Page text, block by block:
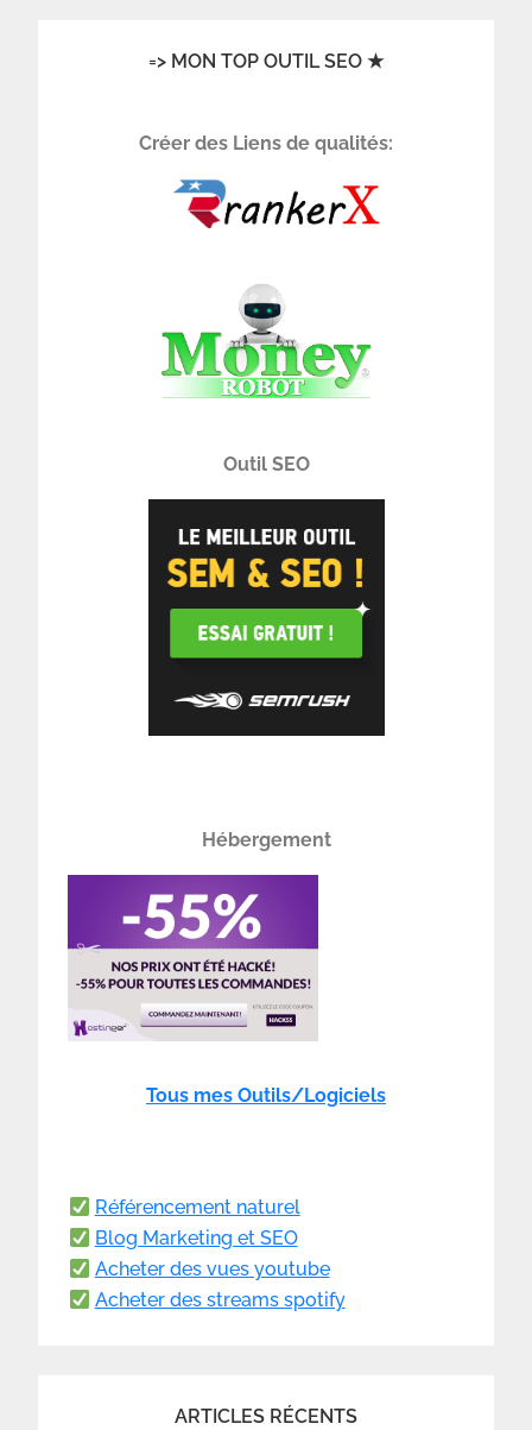
=> MON TOP OUTIL SEO ★
Créer des Liens de qualités:
Outil SEO
Hébergement
Tous mes Outils/Logiciels
Référencement naturel
Blog Marketing et SEO
Acheter des vues youtube
Acheter des streams spotify
ARTICLES RÉCENTS